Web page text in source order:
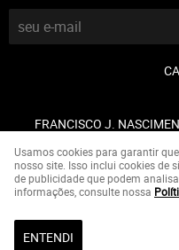
FRANCISCO J.
LOJA VIRTUAL CRIADA
Usamos cookies para garantir
nosso site. Isso inclui cookies de
de publicidade que podem
informações, consulte nossa
ENTENDI